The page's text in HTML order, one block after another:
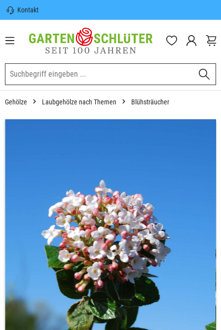
springen
Kontakt
Sicherer Versand | Versandkostenfrei
(DE) ab 100€
Garten-Schlüter Anwachsgarantie
Gehölze Laubgehölze nach Themen Blühsträucher